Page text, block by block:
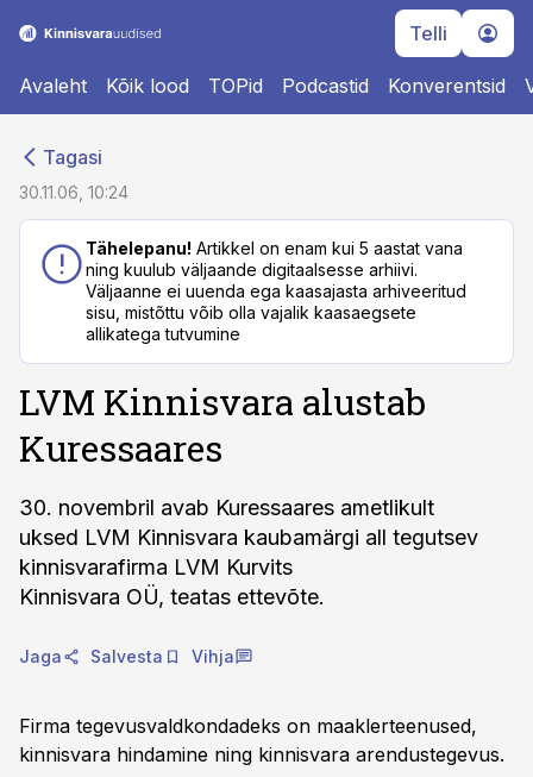
Telli
Avaleht Kõik lood TOPid Podcastid Konverentsid
Tagasi
30.11.06, 10:24
Tähelepanu! Artikkel on enam kui 5 aastat vana
ning kuulub väljaande digitaalsesse arhiivi.
Väljaanne ei uuenda ega kaasajasta arhiveeritud
sisu, mistõttu võib olla vajalik kaasaegsete
allikatega tutvumine
LVM Kinnisvara alustab
Kuressaares
30. novembril avab Kuressaares ametlikult
uksed LVM Kinnisvara kaubamärgi all tegutsev
kinnisvarafirma LVM Kurvits
Kinnisvara OÜ, teatas ettevõte.
Jaga Salvesta Vihja
Firma tegevusvaldkondadeks on maaklerteenused,
kinnisvara hindamine ning kinnisvara arendustegevus.